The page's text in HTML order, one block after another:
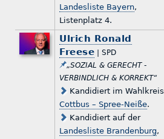
Landesliste Bayern,
Listenplatz 4.
Ulrich Ronald
Freese | SPD
„SOZIAL & GERECHT -
VERBINDLICH & KORREKT“
Kandidiert im Wahlkreis
Cottbus – Spree-Neiße.
Kandidiert auf der
Landesliste Brandenburg,